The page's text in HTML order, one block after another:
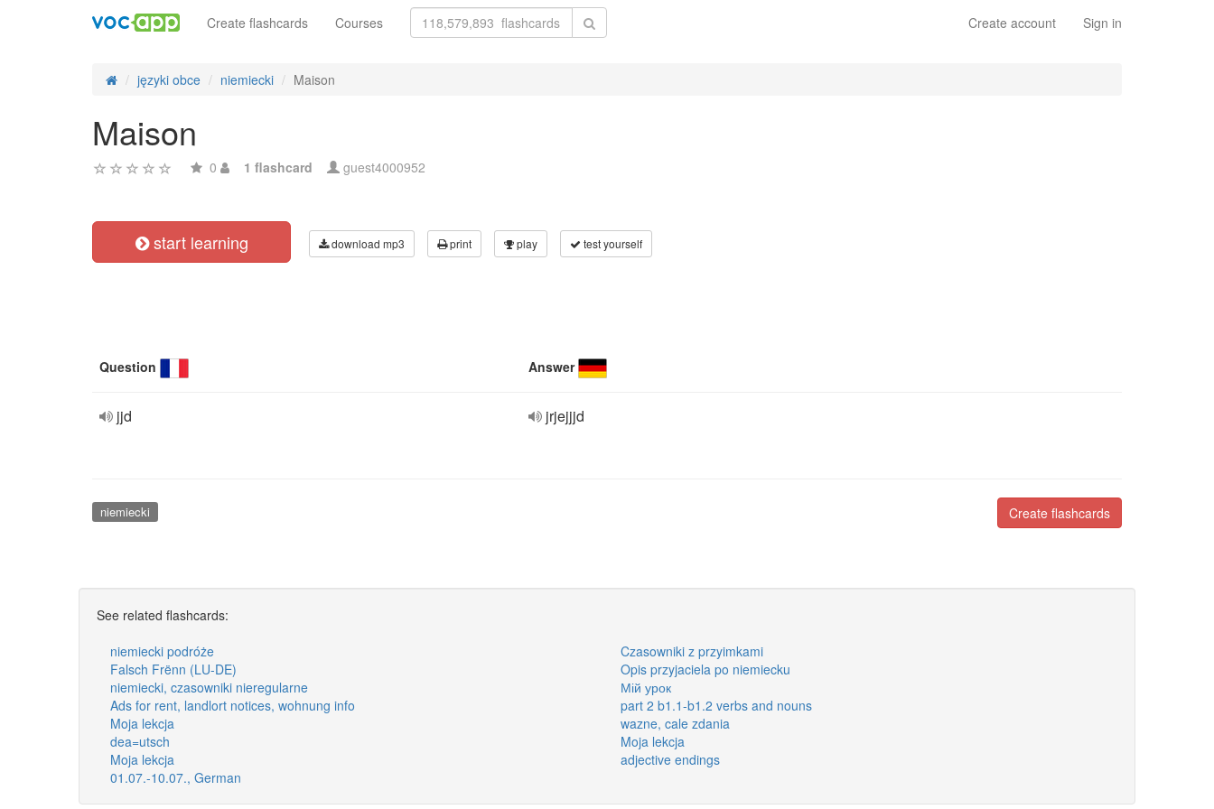
Create account Sign in
Create flashcards Courses
języki obce niemiecki Maison
Maison
0 1 flashcard guest4000952
start learning download mp3 print play test yourself
Question Answer
jjd jrjejjjd
Create flashcards
niemiecki
See related flashcards:
niemiecki podróże
Czasowniki z przyimkami
Falsch Frënn (LU-DE)
Opis przyjaciela po niemiecku
niemiecki, czasowniki nieregularne
Мій урок
Ads for rent, landlort notices, wohnung info
part 2 b1.1-b1.2 verbs and nouns
Moja lekcja
wazne, cale zdania
dea=utsch
Moja lekcja
Moja lekcja
adjective endings
01.07.-10.07., German